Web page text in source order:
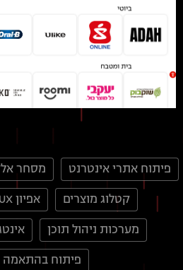
פיתוח אתרי אינטרנט מסחר
קטלוג מוצרים אפיון UX וחווית משתמש
מערכות ניהול תוכן
פיתוח בהתאמה